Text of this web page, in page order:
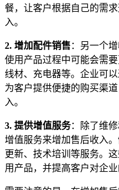
餐，让客户根据自己的需
入。
2. 增加配件销售 ：另一个
使用产品过程中可能会需
线材、充电器等。企业可
为客户提供便捷的购买渠
入。
3. 提供增值服务：除了维
增值服务来增加售后收入
更新、技术培训等服务。
用产品，并提高客户对企